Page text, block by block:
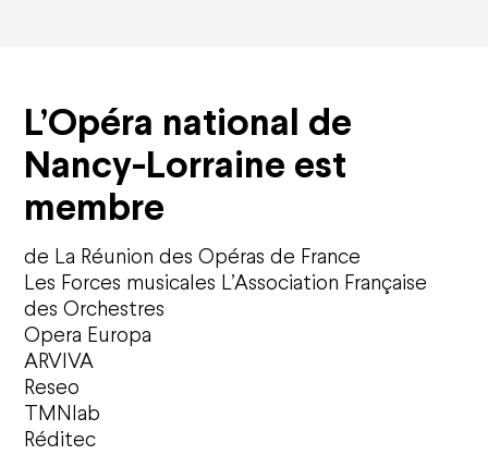
L’Opéra national de
Nancy-Lorraine est
membre
de La Réunion des Opéras de France
Les Forces musicales L’Association Française
des Orchestres
Opera Europa
ARVIVA
Reseo
TMNlab
Réditec